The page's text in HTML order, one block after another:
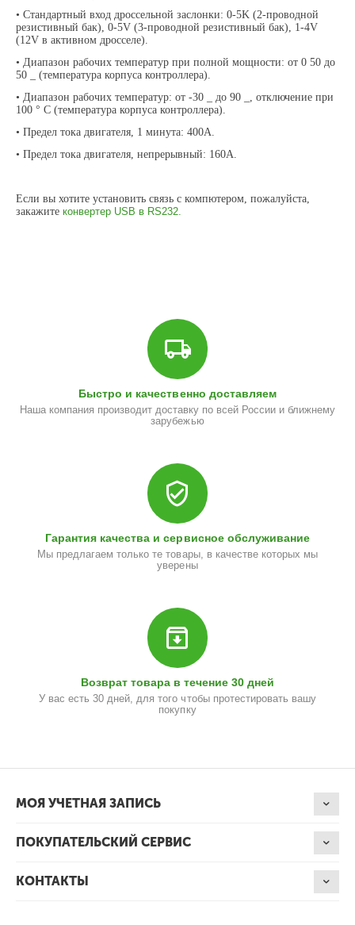
• Стандартный вход дроссельной заслонки: 0-5K (2-проводной
резистивный бак), 0-5V (3-проводной резистивный бак), 1-4V
(12V в активном дросселе).
• Диапазон рабочих температур при полной мощности: от 0 50 до
50
(температура корпуса контроллера).
• Диапазон рабочих температур: от -30
до 90
, отключение при
100 ° C (температура корпуса контроллера).
• Предел тока двигателя, 1 минута: 400А.
• Предел тока двигателя, непрерывный: 160А.
Если вы хотите установить связь с компютером, пожалуйста,
закажитеконвертер USB в RS232.
Быстро и качественно доставляем
Наша компания производит доставку по всей России и ближнему
зарубежью
Гарантия качества и сервисное обслуживание
Мы предлагаем только те товары, в качестве которых мы
уверены
Возврат товара в течение 30 дней
У вас есть 30 дней, для того чтобы протестировать вашу
покупку
МОЯ УЧЕТНАЯ ЗАПИСЬ
ПОКУПАТЕЛЬСКИЙ СЕРВИС
КОНТАКТЫ